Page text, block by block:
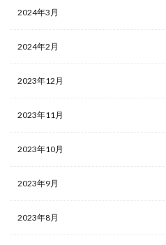
2024年3月
2024年2月
2023年12月
2023年11月
2023年10月
2023年9月
2023年8月